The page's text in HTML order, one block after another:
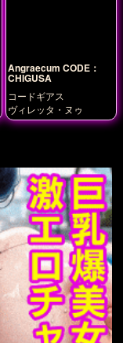
Angraecum CODE：
CHIGUSA
コードギアス
ヴィレッタ・ヌゥ